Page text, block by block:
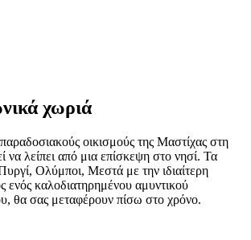
χωριά
οικισμούς της Μαστίχας στη
να λείπει από μια επίσκεψη στο νησί. Τα
Ολύμποι, Μεστά με την ιδιαίτερη
ενός καλοδιατηρημένου αμυντικού
θα σας μεταφέρουν πίσω στο χρόνο.